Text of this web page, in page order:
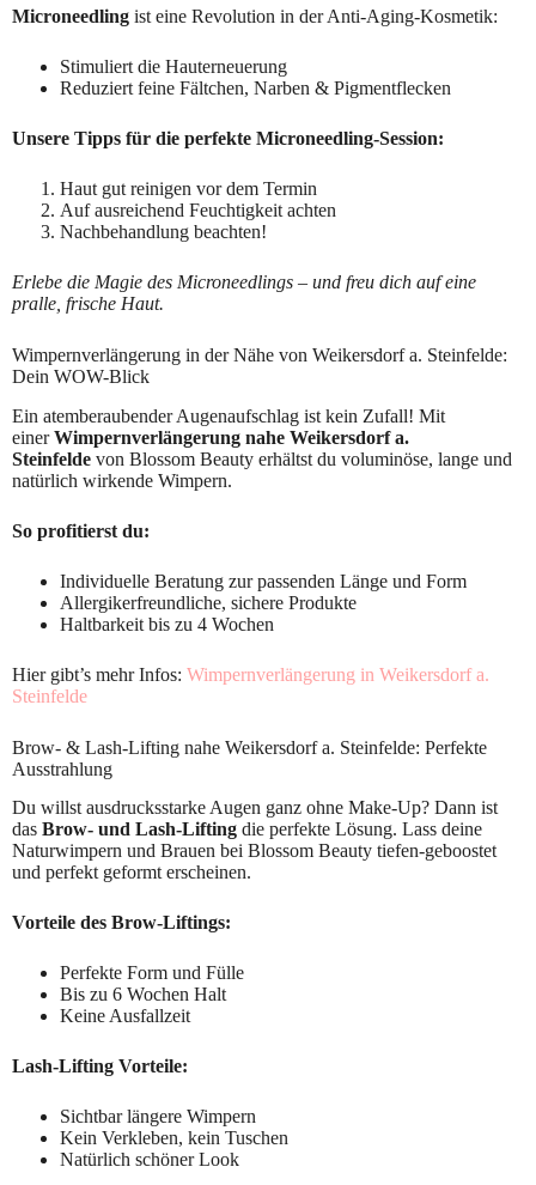
Microneedling ist eine Revolution in der Anti-Aging-Kosmetik:
Stimuliert die Hauterneuerung
Reduziert feine Fältchen, Narben & Pigmentflecken
Unsere Tipps für die perfekte Microneedling-Session:
Haut gut reinigen vor dem Termin
Auf ausreichend Feuchtigkeit achten
Nachbehandlung beachten!
Erlebe die Magie des Microneedlings – und freu dich auf eine
pralle, frische Haut.
Wimpernverlängerung in der Nähe von Weikersdorf a. Steinfelde:
Dein WOW-Blick
Ein atemberaubender Augenaufschlag ist kein Zufall! Mit
einerWimpernverlängerung nahe Weikersdorf a.
Steinfelde von Blossom Beauty erhältst du voluminöse, lange und
natürlich wirkende Wimpern.
So profitierst du:
Individuelle Beratung zur passenden Länge und Form
Allergikerfreundliche, sichere Produkte
Haltbarkeit bis zu 4 Wochen
Hier gibt’s mehr Infos: Wimpernverlängerung in Weikersdorf a.
Steinfelde
Brow- & Lash-Lifting nahe Weikersdorf a. Steinfelde: Perfekte
Ausstrahlung
Du willst ausdrucksstarke Augen ganz ohne Make-Up? Dann ist
das Brow- und Lash-Lifting die perfekte Lösung. Lass deine
Naturwimpern und Brauen bei Blossom Beauty tiefen-geboostet
und perfekt geformt erscheinen.
Vorteile des Brow-Liftings:
Perfekte Form und Fülle
Bis zu 6 Wochen Halt
Keine Ausfallzeit
Lash-Lifting Vorteile:
Sichtbar längere Wimpern
Kein Verkleben, kein Tuschen
Natürlich schöner Look